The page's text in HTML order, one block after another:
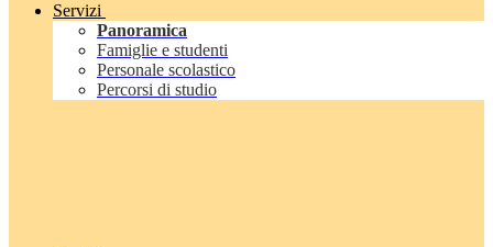
Servizi
Panoramica
Famiglie e studenti
Personale scolastico
Percorsi di studio